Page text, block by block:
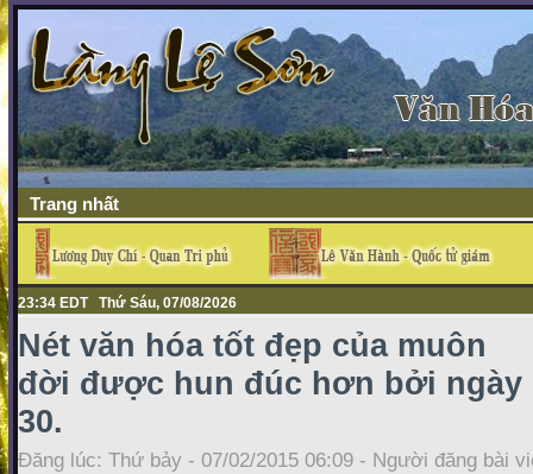
Trang nhất
23:34 EDT Thứ Sáu, 07/08/2026
Nét văn hóa tốt đẹp của muôn
đời được hun đúc hơn bởi ngày
30.
Đăng lúc: Thứ bảy - 07/02/2015 06:09 - Người đăng bài